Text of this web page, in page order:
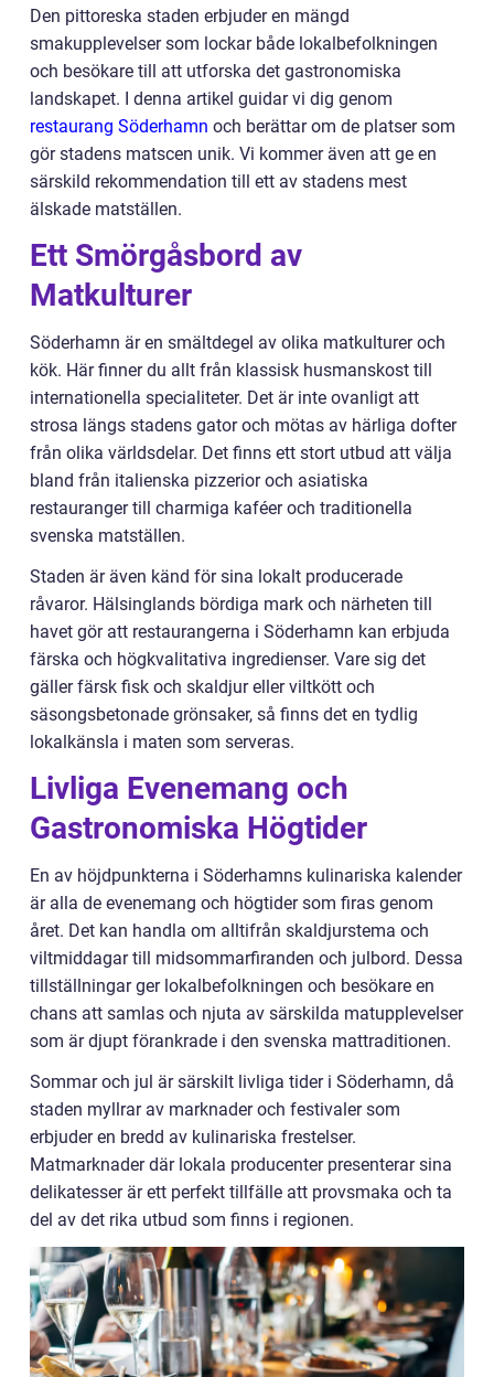
Den pittoreska staden erbjuder en mängd
smakupplevelser som lockar både lokalbefolkningen
och besökare till att utforska det gastronomiska
landskapet. I denna artikel guidar vi dig genom
restaurang Söderhamn och berättar om de platser som
gör stadens matscen unik. Vi kommer även att ge en
särskild rekommendation till ett av stadens mest
älskade matställen.
Ett Smörgåsbord av
Matkulturer
Söderhamn är en smältdegel av olika matkulturer och
kök. Här finner du allt från klassisk husmanskost till
internationella specialiteter. Det är inte ovanligt att
strosa längs stadens gator och mötas av härliga dofter
från olika världsdelar. Det finns ett stort utbud att välja
bland från italienska pizzerior och asiatiska
restauranger till charmiga kaféer och traditionella
svenska matställen.
Staden är även känd för sina lokalt producerade
råvaror. Hälsinglands bördiga mark och närheten till
havet gör att restaurangerna i Söderhamn kan erbjuda
färska och högkvalitativa ingredienser. Vare sig det
gäller färsk fisk och skaldjur eller viltkött och
säsongsbetonade grönsaker, så finns det en tydlig
lokalkänsla i maten som serveras.
Livliga Evenemang och
Gastronomiska Högtider
En av höjdpunkterna i Söderhamns kulinariska kalender
är alla de evenemang och högtider som firas genom
året. Det kan handla om alltifrån skaldjurstema och
viltmiddagar till midsommarfiranden och julbord. Dessa
tillställningar ger lokalbefolkningen och besökare en
chans att samlas och njuta av särskilda matupplevelser
som är djupt förankrade i den svenska mattraditionen.
Sommar och jul är särskilt livliga tider i Söderhamn, då
staden myllrar av marknader och festivaler som
erbjuder en bredd av kulinariska frestelser.
Matmarknader där lokala producenter presenterar sina
delikatesser är ett perfekt tillfälle att provsmaka och ta
del av det rika utbud som finns i regionen.